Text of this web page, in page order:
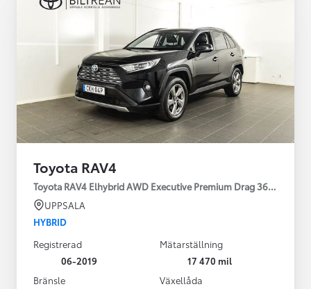
Toyota RAV4
Toyota RAV4 Elhybrid AWD Executive Premium Drag 360-kamera
UPPSALA
HYBRID
Registrerad
06-2019
Mätarställning
17 470 mil
Bränsle
Växellåda